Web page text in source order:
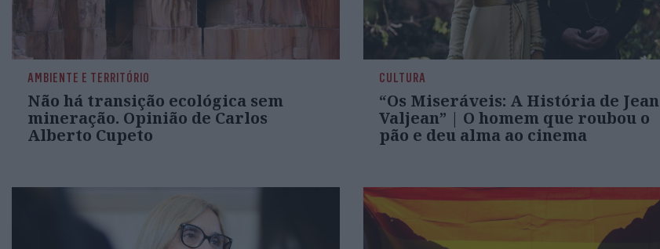
AMBIENTE E TERRITÓRIO
Não há transição ecológica sem
mineração. Opinião de Carlos
Alberto Cupeto
CULTURA
“Os Miseráveis: A História de Jean
Valjean” | O homem que roubou o
pão e deu alma ao cinema